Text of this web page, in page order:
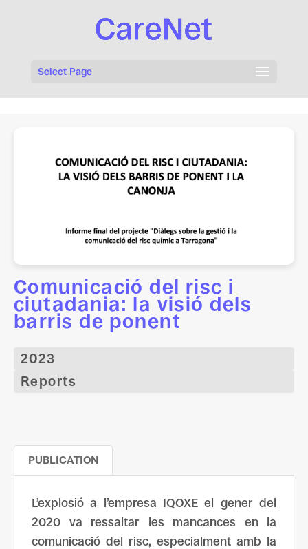
Select Page
Comunicació del risc i
ciutadania: la visió dels
barris de ponent
2023
Reports
PUBLICATION
L’explosió a l’empresa IQOXE el gener del
2020 va ressaltar les mancances en la
comunicació del risc, especialment amb la